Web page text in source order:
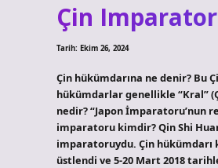
Çin
Tarih: Ekim 26, 2024
Çin hükümdarına ne denir? Bu
hükümdarlar genellikle “Kral”
nedir? “Japon İmparatoru’nun
imparatoru kimdir? Qin Shi
imparatoruydu. Çin hükümdarı
üstlendi ve 5-20 Mart 2018